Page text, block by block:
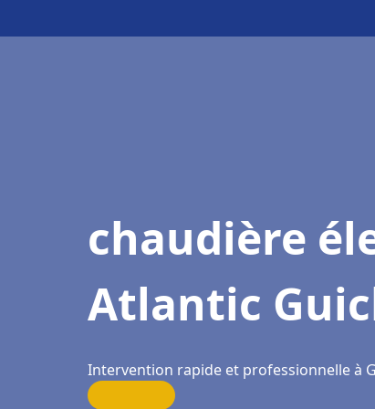
chaudière
Atlantic
Intervention rapide et professionnelle à